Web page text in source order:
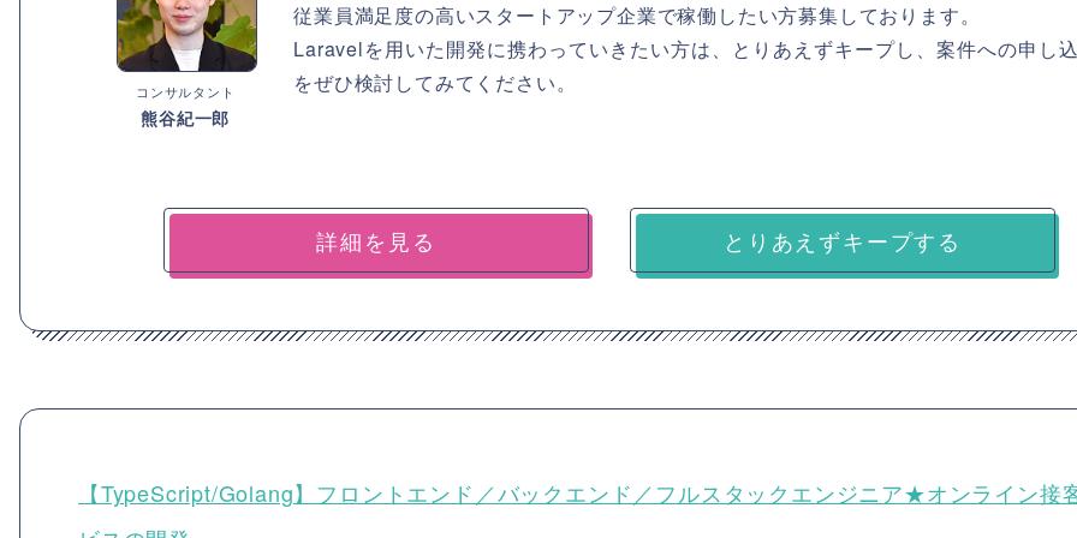
コンサルタント
熊谷紀一郎
従業員満足度の高いスタートアップ企業で稼働したい方募集しております。
Laravelを用いた開発に携わっていきたい方は、とりあえずキープし、案件への申し
をぜひ検討してみてください。
詳細を見る とりあえずキープする
【TypeScript/Golang】フロントエンド／バックエンド／フルスタックエンジニア★オンライン接